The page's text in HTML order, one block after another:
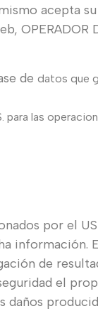
acepta
OPERADOR
de datos que
para las
por el
información.
de
el